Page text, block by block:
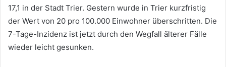
17,1 in der Stadt Trier. Gestern wurde in Trier kurzfristig
der Wert von 20 pro 100.000 Einwohner überschritten. Die
7-Tage-Inzidenz ist jetzt durch den Wegfall älterer Fälle
wieder leicht gesunken.